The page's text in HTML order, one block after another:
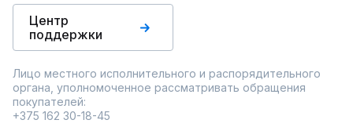
Центр
поддержки
Лицо местного исполнительного и распорядительного
органа, уполномоченное рассматривать обращения
покупателей:
+375 162 30-18-45